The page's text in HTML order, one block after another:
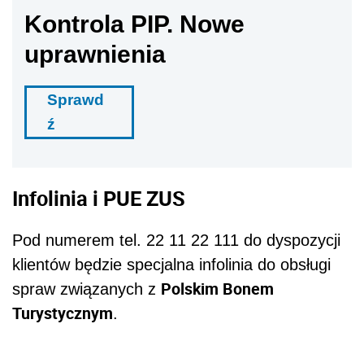
Kontrola PIP. Nowe
uprawnienia
Sprawd
ź
Infolinia i PUE ZUS
Pod numerem tel. 22 11 22 111 do dyspozycji
klientów będzie specjalna infolinia do obsługi
spraw związanych z Polskim Bonem
Turystycznym.